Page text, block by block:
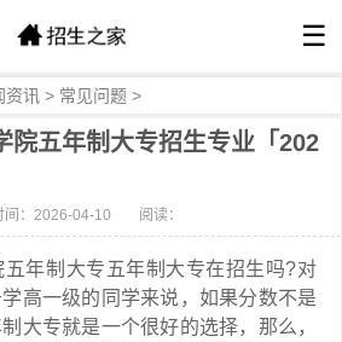
☰
资讯 > 常见问题 >
院五年制大专招生专业「202
间：2026-04-10 阅读：
年制大专五年制大专在招生吗?对
高一级的同学来说，如果分数不是
大专就是一个很好的选择，那么，